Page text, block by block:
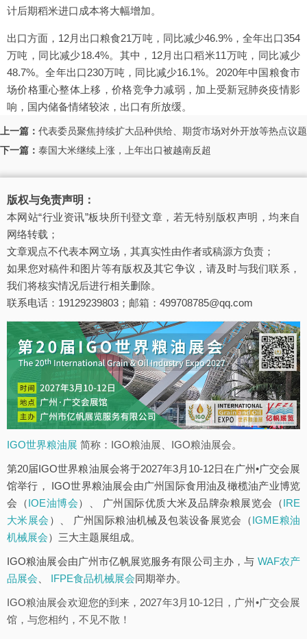
计后期稻米进口成本将大幅增加。
出口方面，12月出口粮食21万吨，同比减少46.9%，全年出口354
万吨，同比减少18.4%。其中，12月出口稻米11万吨，同比减少
48.7%。全年出口230万吨，同比减少16.1%。2020年中国粮食市
场价格重心整体上移，价格竞争力减弱，加上受新冠肺炎疫情影
响，国内储备情绪较浓，出口有所放缓。
上一篇： 代表委员聚焦持续扩大品种供给、期货市场对外开放等热点议题
下一篇： 泰国大米继续上涨，上年出口被越南反超
版权与免责声明：
本网站“行业资讯”板块所刊登文章，若无特别版权声明，均来自
网络转载；
文章观点不代表本网立场，其真实性由作者或稿源方负责；
如果您对稿件和图片等有版权及其它争议，请及时与我们联系，
我们将核实情况后进行相关删除。
联系电话：19129239803；邮箱：499708785@qq.com
IGO世界粮油展 简称：IGO粮油展、IGO粮油展会。
第20届IGO世界粮油展会将于2027年3月10-12日在广州•广交会展
馆举行， IGO世界粮油展会由广州国际食用油及橄榄油产业博览
会（IOE油博会）、 广州国际优质大米及品牌杂粮展览会（IRE
大米展会 ）、 广州国际粮油机械及包装设备展览会（IGME粮油
机械展会）三大主题展组成。
IGO粮油展会由广州市亿帆展览服务有限公司主办，与 WAF农产
品展会
IFPE食品机械展会同期举办。
IGO粮油展会欢迎您的到来，2027年3月10-12日，广州•广交会展
馆，与您相约，不见不散！